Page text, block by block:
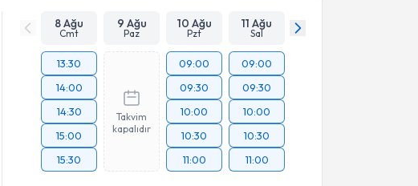
8 Ağu
Cmt
9 Ağu
Paz
10 Ağu
Pzt
11 Ağu
Sal
13:30
14:00
14:30
15:00
15:30
Takvim
kapalıdır
09:00
09:30
10:00
10:30
11:00
09:00
09:30
10:00
10:30
11:00